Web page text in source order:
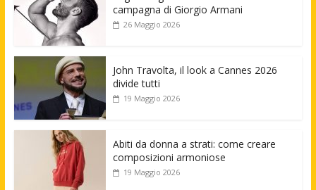
campagna di Giorgio Armani
26 Maggio 2026
John Travolta, il look a Cannes 2026
divide tutti
19 Maggio 2026
Abiti da donna a strati: come creare
composizioni armoniose
19 Maggio 2026